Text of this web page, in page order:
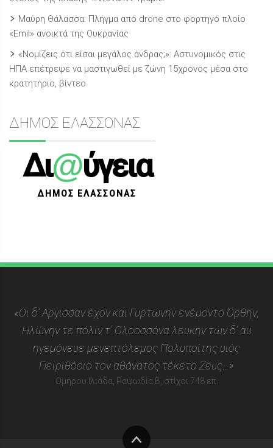
Μαύρη Θάλασσα: Πλήγμα από drone στο φορτηγό πλοίο
«Emil» ανοικτά της Ουκρανίας
«Νομίζεις ότι είσαι μεγάλος άνδρας;»: Αστυνομικός στις
ΗΠΑ επέτρεψε να μαστιγωθεί με ζώνη 15χρονος μέσα στο
κρατητήριο, βίντεο
ΔΗΜΟΣ ΕΛΑΣΣΟΝΑΣ
Δι@ύγεια
ΔΗΜΟΣ ΕΛΑΣΣΟΝΑΣ
«Οι δ’ Αργισσαν έχον και Γυρτώνην ενέμοντο Όρθην,
Ηλώνην τε πόλιν τ’ Ολοοσσόνα λευκήν των δ’ αυ
ηγεμόνευε μενεπτόλεμος Πολυποίτης υιός
Πειριθόοιο τον αθάνατος τέκετο Ζευς…»
Ομήρου Ιλιάδα, Ραψωδία Β, στίχοι 748 επ.